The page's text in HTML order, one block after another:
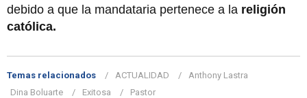
debido a que la mandataria pertenece a la religión
católica.
Temas relacionados ACTUALIDAD
Anthony Lastra
Dina Boluarte
Exitosa Pastor